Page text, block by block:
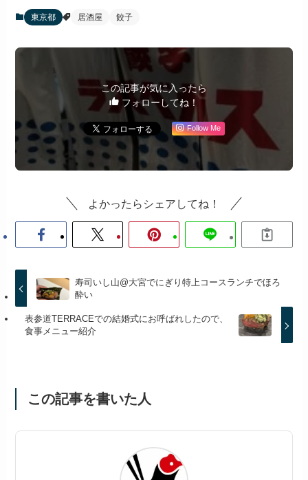
東京都 居酒屋 餃子
この記事が気に入ったら
フォローしてね！
Follow Me
よかったらシェアしてね！
寿司いし山@大宮でにぎり特上コースランチでほろ
酔い
表参道TERRACEでの結婚式にお呼ばれしたので、
食事メニュー紹介
この記事を書いた人